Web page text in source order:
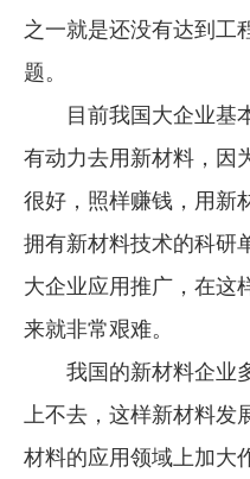
之一就是还没有达到工
题。
目前我国大企业基
有动力去用新材料，因
很好，照样赚钱，用新
拥有新材料技术的科研
大企业应用推广，在这
来就非常艰难。
我国的新材料企业多
上不去，这样新材料
材料的应用领域上加大